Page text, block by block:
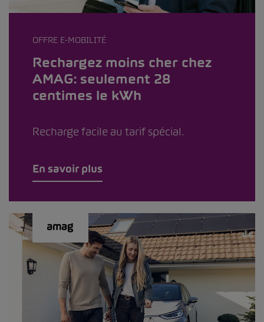
OFFRE E-MOBILITÉ
Rechargez moins cher chez
AMAG: seulement 28
centimes le kWh
Recharge facile au tarif spécial.
En savoir plus